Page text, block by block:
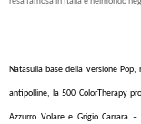
Natasulla base della versione
antipolline, la 500 ColorTherapy
Azzurro Volare e Grigio Carrara